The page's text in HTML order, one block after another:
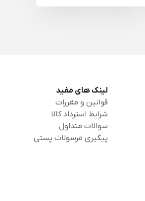
لینک های مفید
قوانین و مقررات
شرایط استرداد کالا
سوالات متداول
پیگیری مرسولات پستی